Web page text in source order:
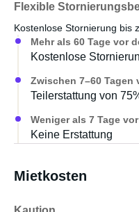
Flexible
Kostenlose Stornierung bis
Mehr als 60 Tage vor
Kostenlose
Zwischen 7–60 Tagen
Teilerstattung von
Weniger als 7 Tage
Keine Erstattung
Mietkosten